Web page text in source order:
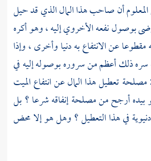
أن صاحب هذا المال الذي قد حيل
بوصول نفعه الأخروي إليه ، وهو أكره
مقطوعا عن الانتفاع به دنيا وأخرى ، وإذا
ذلك أعظم من سروره بوصوله إليه في
تعطيل هذا المال عن انتفاع الميت
بيده أرجح من مصلحة إنفاقه شرعا ؟ بل
في هذا التعطيل ؟ وهل هو إلا محض